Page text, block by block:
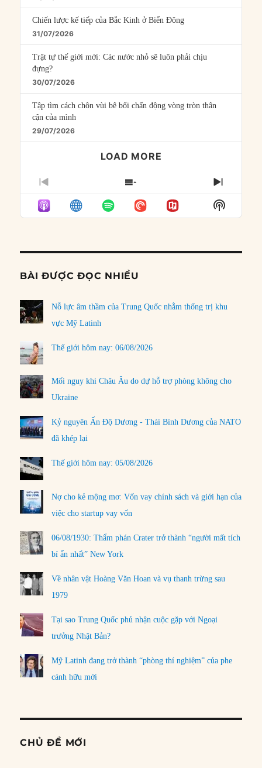
Chiến lược kế tiếp của Bắc Kinh ở Biển Đông
31/07/2026
Trật tự thế giới mới: Các nước nhỏ sẽ luôn phải chịu
đựng?
30/07/2026
Tập tìm cách chôn vùi bê bối chấn động vòng tròn thân
cận của mình
29/07/2026
LOAD MORE
PREVIOUS
EPISODE
SHOW
EPISODES
LIST
NEXT
Show
Podcast
BÀI ĐƯỢC ĐỌC NHIỀU
Nỗ lực âm thầm của Trung Quốc nhằm thống trị khu
vực Mỹ Latinh
Thế giới hôm nay: 06/08/2026
Mối nguy khi Châu Âu do dự hỗ trợ phòng không cho
Ukraine
Kỷ nguyên Ấn Độ Dương - Thái Bình Dương của NATO
đã khép lại
Thế giới hôm nay: 05/08/2026
Nợ cho kẻ mộng mơ: Vốn vay chính sách và giới hạn của
việc cho startup vay vốn
06/08/1930: Thẩm phán Crater trở thành “người mất tích
bí ẩn nhất” New York
Về nhân vật Hoàng Văn Hoan và vụ thanh trừng sau
1979
Tại sao Trung Quốc phủ nhận cuộc gặp với Ngoại
trưởng Nhật Bản?
Mỹ Latinh đang trở thành “phòng thí nghiệm” của phe
cánh hữu mới
CHỦ ĐỀ MỚI